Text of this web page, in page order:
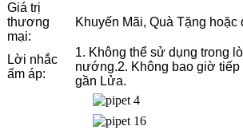
Giá trị
thương
mại:
Khuyến Mãi, Quà Tặng hoặc
Lời nhắc
ấm áp:
1. Không thể sử dụng trong
nướng.2. Không bao giờ
gần Lửa.